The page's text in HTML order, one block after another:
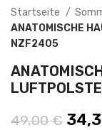
Startseite
ANATOMISCHE
NZF2405
49,00€